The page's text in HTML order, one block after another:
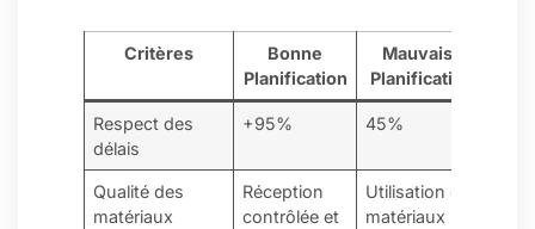
Critères
Bonne
Planification
Mauvaise
Planification
Respect des
délais
+95% 45%
Qualité des
matériaux
Réception
contrôlée et
Utilisation de
matériaux